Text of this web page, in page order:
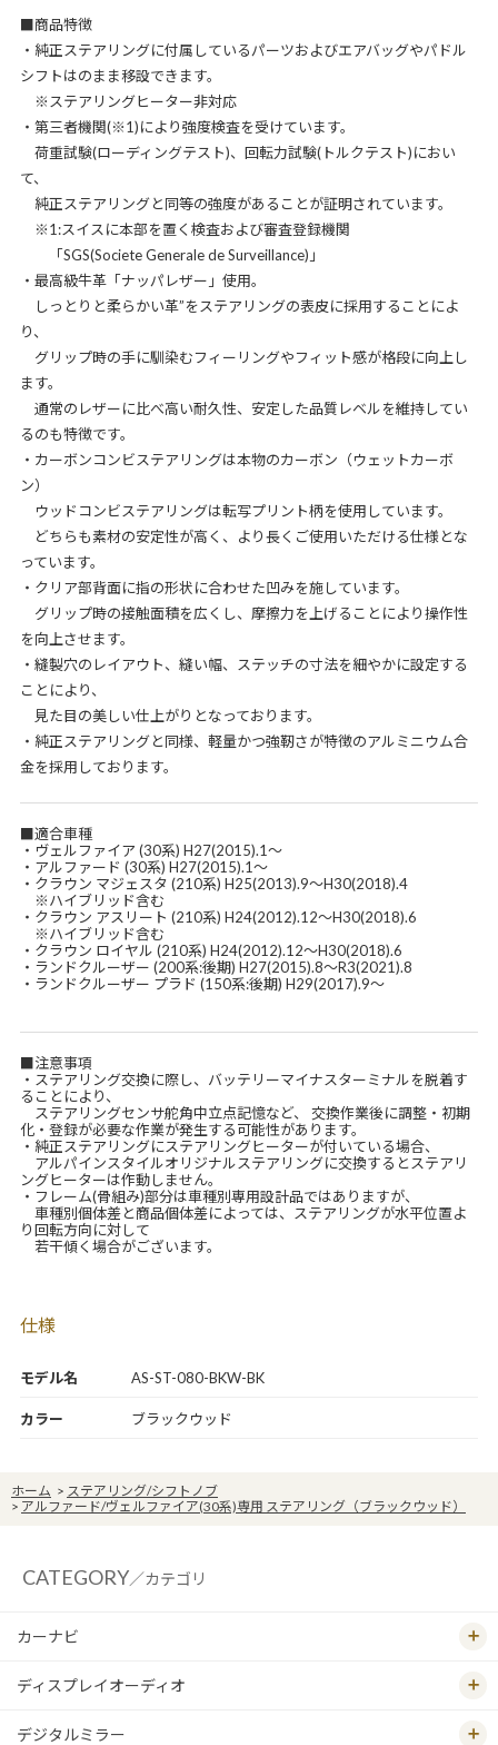
モデル名 AS-ST-080-BKW-BK
カラー ブラックウッド
■商品特徴
・純正ステアリングに付属しているパーツおよびエアバッグやパドル
シフトはのまま移設できます。
※ステアリングヒーター非対応
・第三者機関(※1)により強度検査を受けています。
荷重試験(ローディングテスト)、回転力試験(トルクテスト)におい
て、
純正ステアリングと同等の強度があることが証明されています。
※1:スイスに本部を置く検査および審査登録機関
「SGS(Societe Generale de Surveillance)」
・最高級牛革「ナッパレザー」使用。
しっとりと柔らかい革”をステアリングの表皮に採用することによ
り、
グリップ時の手に馴染むフィーリングやフィット感が格段に向上し
ます。
通常のレザーに比べ高い耐久性、安定した品質レベルを維持してい
るのも特徴です。
・カーボンコンビステアリングは本物のカーボン（ウェットカーボ
ン）
ウッドコンビステアリングは転写プリント柄を使用しています。
どちらも素材の安定性が高く、より長くご使用いただける仕様とな
っています。
・クリア部背面に指の形状に合わせた凹みを施しています。
グリップ時の接触面積を広くし、摩擦力を上げることにより操作性
を向上させます。
・縫製穴のレイアウト、縫い幅、ステッチの寸法を細やかに設定する
ことにより、
見た目の美しい仕上がりとなっております。
・純正ステアリングと同様、軽量かつ強靭さが特徴のアルミニウム合
金を採用しております。
■適合車種
・ヴェルファイア (30系) H27(2015).1～
・アルファード (30系) H27(2015).1～
・クラウン マジェスタ (210系) H25(2013).9～H30(2018).4
※ハイブリッド含む
・クラウン アスリート (210系) H24(2012).12～H30(2018).6
※ハイブリッド含む
・クラウン ロイヤル (210系) H24(2012).12～H30(2018).6
・ランドクルーザー (200系:後期) H27(2015).8～R3(2021).8
・ランドクルーザー プラド (150系:後期) H29(2017).9～
■注意事項
・ステアリング交換に際し、バッテリーマイナスターミナルを脱着す
ることにより、
ステアリングセンサ舵角中立点記憶など、 交換作業後に調整・初期
化・登録が必要な作業が発生する可能性があります。
・純正ステアリングにステアリングヒーターが付いている場合、
アルパインスタイルオリジナルステアリングに交換するとステアリ
ングヒーターは作動しません。
・フレーム(骨組み)部分は車種別専用設計品ではありますが、
車種別個体差と商品個体差によっては、ステアリングが水平位置よ
り回転方向に対して
若干傾く場合がございます。
仕様
ホーム > ステアリング/シフトノブ
> アルファード/ヴェルファイア(30系)専用 ステアリング（ブラックウッド）
CATEGORY／カテゴリ
カーナビ
ディスプレイオーディオ
デジタルミラー